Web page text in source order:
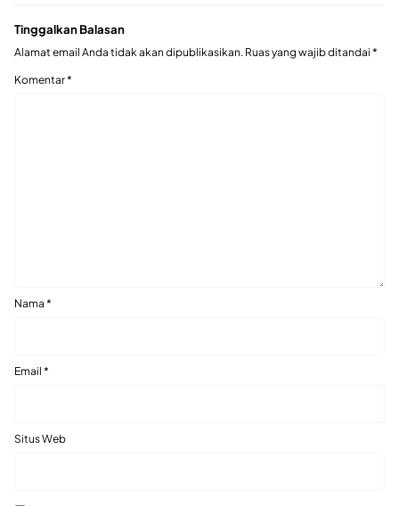
Tinggalkan Balasan
Alamat email Anda tidak akan dipublikasikan. Ruas yang wajib ditandai *
Komentar*
Nama *
Email *
Situs Web